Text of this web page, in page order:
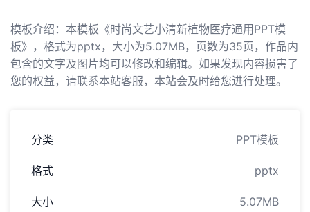
模板介绍：本模板《时尚文艺小清新植物医疗通用PPT模
板》，格式为pptx，大小为5.07MB，页数为35页，作品内
包含的文字及图片均可以修改和编辑。如果发现内容损害了
您的权益，请联系本站客服，本站会及时给您进行处理。
分类 PPT模板
格式 pptx
大小 5.07MB